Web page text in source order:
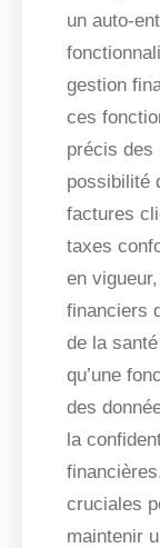
un auto-
gestion
ces
précis des
possibilité
factures
taxes
en
financiers
de la
qu’une
des
la
cruciales
maintenir